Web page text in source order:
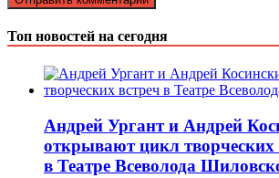
Топ новостей на сегодня
Андрей Ургант и Андрей
открывают цикл творческих
в Театре Всеволода